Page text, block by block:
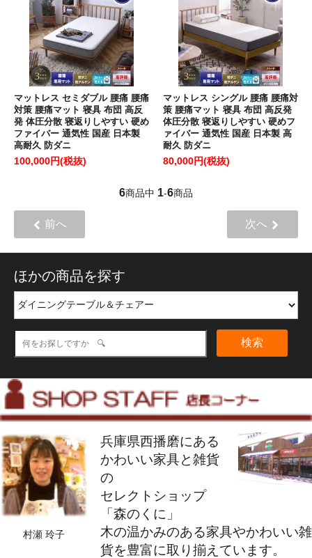
マットレス セミダブル 腰痛 腰痛
対策 腰痛マット 寝具 布団 高反
発 体圧分散 寝返りしやすい 硬め
ファイバー 通気性 国産 日本製
高耐久 防ダニ
100,000円(税抜)
マットレス シングル 腰痛 腰痛対
策 腰痛マット 寝具 布団 高反発
体圧分散 寝返りしやすい 硬めフ
ァイバー 通気性 国産 日本製 高
耐久 防ダニ
80,000円(税抜)
6商品中 1-6商品
前へ 次へ
ほかの商品を探す
検索
村瀬 玲子
兵庫県西播磨にある
かわいい家具と雑貨
の
セレクトショップ
「森のくに」
木の温かみのある家具やかわいい雑
貨を豊富に取り揃えています。